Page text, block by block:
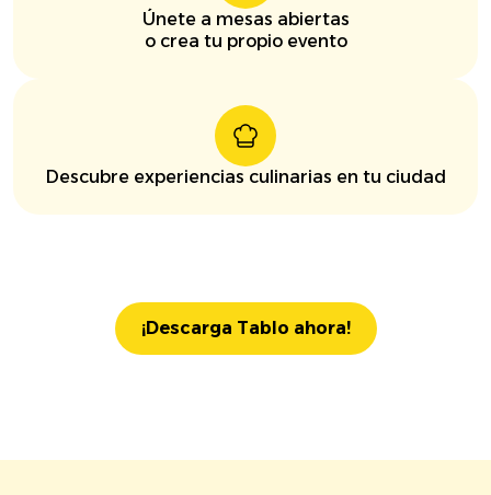
Únete a mesas abiertas
o crea tu propio evento
Descubre experiencias culinarias en tu ciudad
¡Descarga Tablo ahora!